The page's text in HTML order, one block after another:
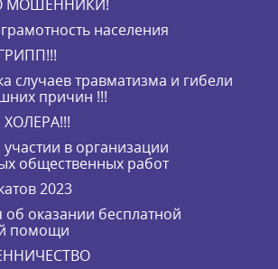
МОШЕННИКИ!
населения
случаев травматизма и гибели
причин !!!
ХОЛЕРА!!!
в организации
общественных работ
2023
оказании бесплатной
помощи